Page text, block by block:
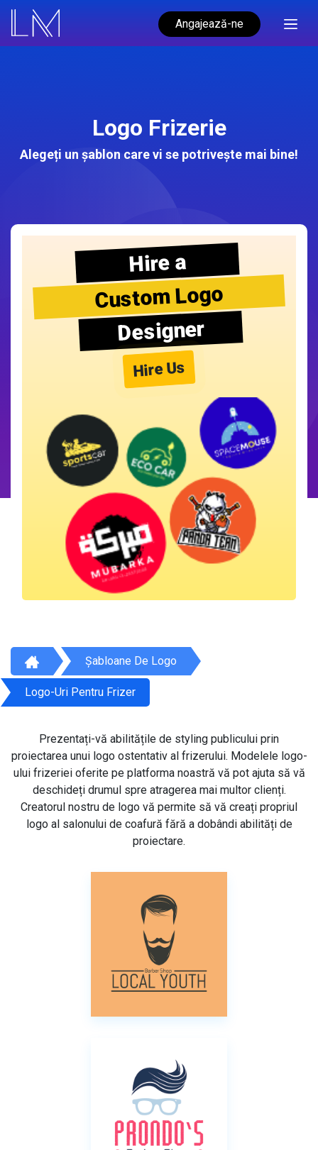
Angajează-ne
Logo Frizerie
Alegeți un șablon care vi se potrivește mai bine!
Hire a
Custom Logo
Designer
Hire Us
Șabloane De Logo
Logo-Uri Pentru Frizer
Prezentați-vă abilitățile de styling publicului prin
proiectarea unui logo ostentativ al frizerului. Modelele logo-
ului frizeriei oferite pe platforma noastră vă pot ajuta să vă
deschideți drumul spre atragerea mai multor clienți.
Creatorul nostru de logo vă permite să vă creați propriul
logo al salonului de coafură fără a dobândi abilități de
proiectare.